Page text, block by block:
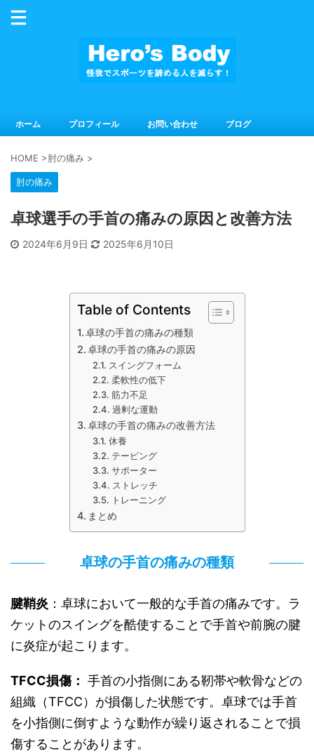
ホーム プロフィール お問い合わせ ブログ
HOME >肘の痛み >
肘の痛み
卓球選手の手首の痛みの原因と改善方法
2024年6月9日 2025年6月10日
Table of Contents
卓球の手首の痛みの種類
卓球の手首の痛みの原因
スイングフォーム
柔軟性の低下
筋力不足
過剰な運動
卓球の手首の痛みの改善方法
休養
テーピング
サポーター
ストレッチ
トレーニング
まとめ
卓球の手首の痛みの種類
腱鞘炎 ：卓球において一般的な手首の痛みです。ラ
ケットのスイングを酷使することで手首や前腕の腱
に炎症が起こります。
TFCC損傷： 手首の小指側にある靭帯や軟骨などの
組織（TFCC）が損傷した状態です。卓球では手首
を小指側に倒すような動作が繰り返されることで損
傷することがあります。